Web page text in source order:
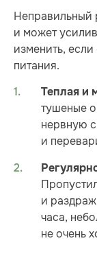
Неправильный
и может
изменить,
питания.
Теплая и
тушеные
нервную
и
и
часа,
не очень